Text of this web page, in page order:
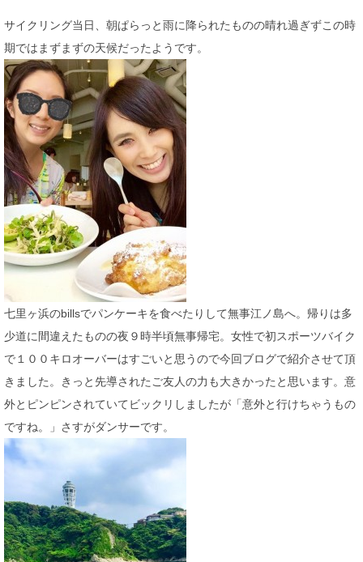
サイクリング当日、朝ぱらっと雨に降られたものの晴れ過ぎずこの時
期ではまずまずの天候だったようです。
七里ヶ浜のbillsでパンケーキを食べたりして無事江ノ島へ。帰りは多
少道に間違えたものの夜９時半頃無事帰宅。女性で初スポーツバイク
で１００キロオーバーはすごいと思うので今回ブログで紹介させて頂
きました。きっと先導されたご友人の力も大きかったと思います。意
外とピンピンされていてビックリしましたが「意外と行けちゃうもの
ですね。」さすがダンサーです。